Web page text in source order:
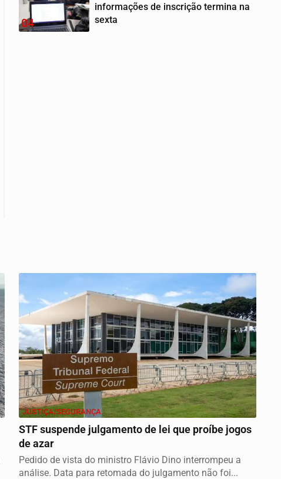
04
informações de inscrição termina na
sexta
JUSTIÇA/SEGURANÇA
STF suspende julgamento de lei que proíbe jogos
de azar
Pedido de vista do ministro Flávio Dino interrompeu a
análise. Data para retomada do julgamento não foi...